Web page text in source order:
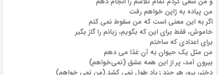
من پیاده به ژاپن خواهم رفت
اگر به این معنی است که من سقوط نمی کنم
خاموش، فقط برای این که بگویم، زبانم را گاز بگیر
برای اعدادی که ساختم
من مثل یک حیوان به آن غذا می دهم
بیرون آمد، پر از این همه عشق (نمی‌خواهم)
دختر، برو، هر چند زیاد طول نمی کشد (من نمی خواهم)